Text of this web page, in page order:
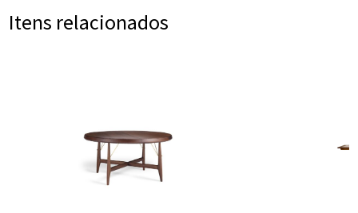
Itens relacionados